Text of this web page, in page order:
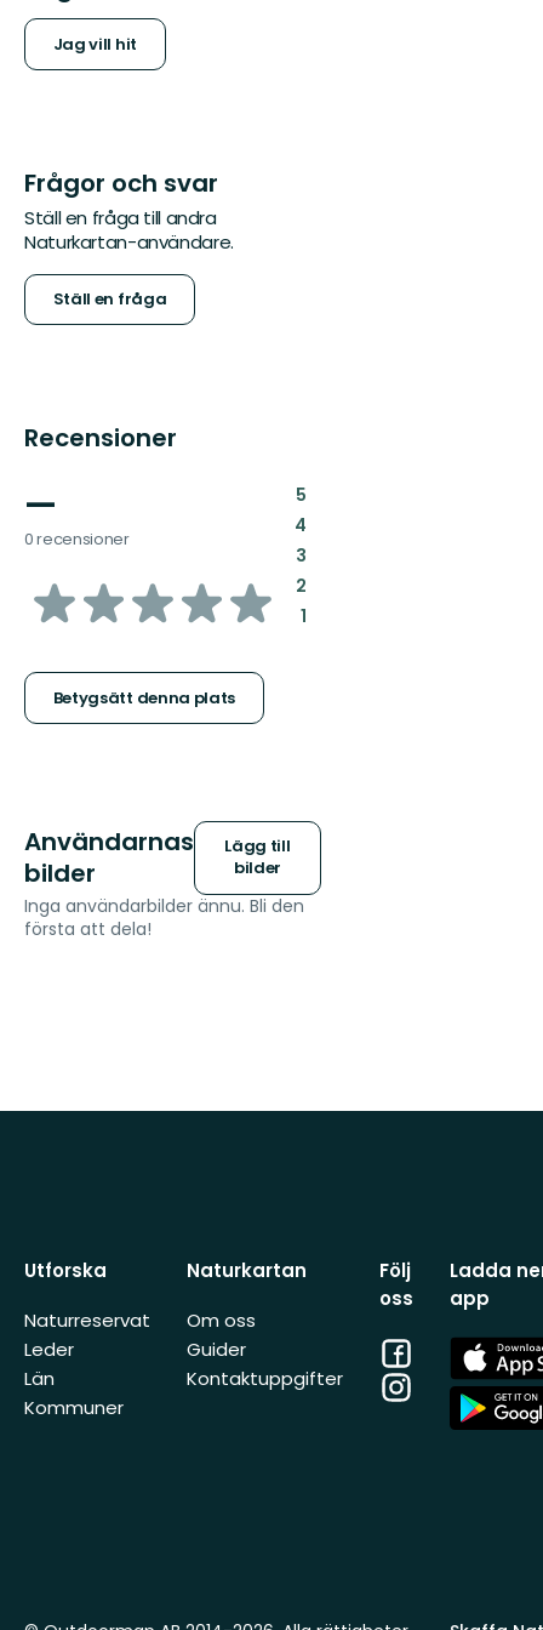
Jag vill hit
Frågor och svar
Ställ en fråga till andra
Naturkartan-användare.
Ställ en fråga
Recensioner
—
0 recensioner
av
stjärnor
Betygsätt denna plats
5:
4:
3:
2:
1:
Användarnas
bilder
Lägg till
bilder
Inga användarbilder ännu. Bli den
första att dela!
Utforska
Naturreservat
Leder
Län
Kommuner
Naturkartan
Om oss
Guider
Kontaktuppgifter
Följ
oss
Facebook
Instagram
Ladda
app
App
Store
App
Store